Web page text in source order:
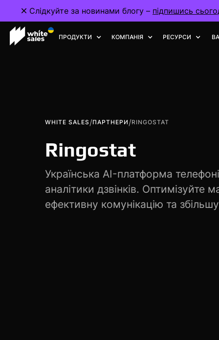
Слідкуйте за новинами блогу – підпишись
ПРОДУКТИ КОМПАНІЯ РЕСУРСИ
WHITE SALES /ПАРТНЕРИ /RINGOSTAT
Ringostat
Українська AI-платформа
аналітики дзвінків. Оптимізуйте
ефективну комунікацію та